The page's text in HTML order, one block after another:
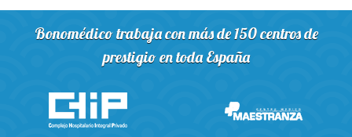
Bonomédico trabaja con más de 150 centros de
prestigio en toda España